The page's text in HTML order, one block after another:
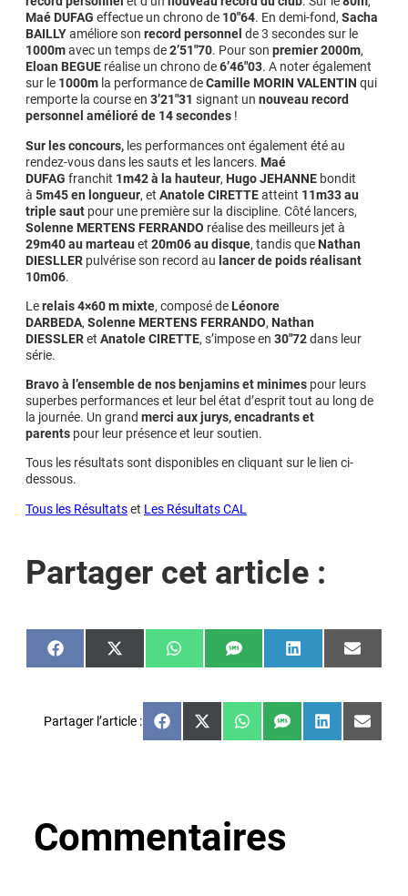
Maé DUFAG effectue un chrono de 10″64. En demi-fond, Sacha
BAILLYaméliore son record personnel de 3 secondes sur le
1000mavec un temps de2’51″70. Pour son premier 2000m,
Eloan BEGUE réalise un chrono de6’46″03. A noter également
sur le 1000m la performance deCamille MORIN VALENTIN qui
remporte la course en 3’21″31 signant un nouveau record
personnel amélioré de 14 secondes !
Sur les concours, les performances ont également été au
rendez-vous dans les sauts et les lancers. Maé
DUFAG franchit 1m42 à la hauteur, Hugo JEHANNE bondit
à 5m45 en longueur, et Anatole CIRETTEatteint 11m33 au
triple saut pour une première sur la discipline. Côté lancers,
Solenne MERTENS FERRANDO réalise des meilleurs jet à
29m40 au marteau et 20m06 au disque, tandis que Nathan
DIESLLER pulvérise son record au lancer de poids réalisant
10m06.
Lerelais 4×60 m mixte, composé de Léonore
DARBEDA, Solenne MERTENS FERRANDO, Nathan
DIESSLERet Anatole CIRETTE, s’impose en 30″72dans leur
série.
Bravo à l’ensemble de nos benjamins et minimes pour leurs
superbes performances et leur bel état d’esprit tout au long de
la journée. Un grand merci aux jurys, encadrants et
parents pour leur présence et leur soutien.
Tous les résultats sont disponibles en cliquant sur le lien ci-
dessous.
Tous les Résultatset Les Résultats CAL
Partager cet article :
Share
on
Share
on
Share
on
Share
on
Share
on
Share
on
Partager l’article :
Share
on
Share
on
Share
on
Share
on
Share
on
Share
on
Commentaires